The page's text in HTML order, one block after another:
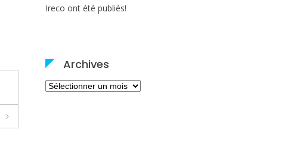
Ireco ont été publiés!
Archives
Archives